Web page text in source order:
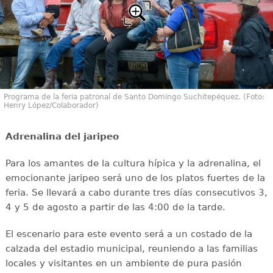
Programa de la feria patronal de Santo Domingo Suchitepéquez. (Foto:
Henry López/Colaborador)
Adrenalina del jaripeo
Para los amantes de la cultura hípica y la adrenalina, el
emocionante jaripeo será uno de los platos fuertes de la
feria. Se llevará a cabo durante tres días consecutivos 3,
4 y 5 de agosto a partir de las 4:00 de la tarde.
El escenario para este evento será a un costado de la
calzada del estadio municipal, reuniendo a las familias
locales y visitantes en un ambiente de pura pasión